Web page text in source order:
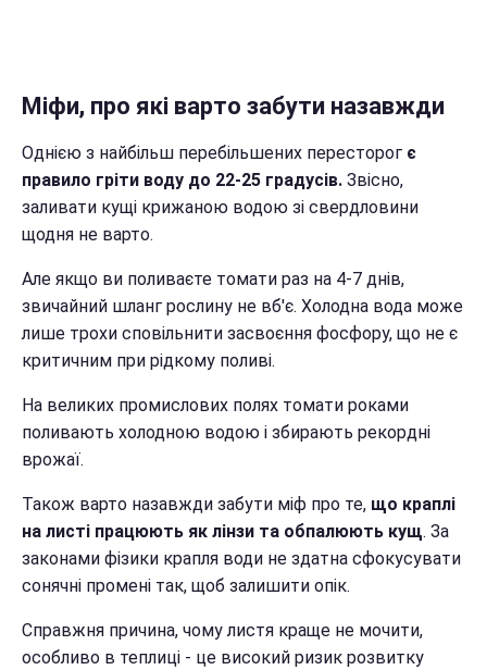
Міфи, про які варто забути назавжди
Однією з найбільш перебільшених пересторог є
правило гріти воду до 22-25 градусів. Звісно,
заливати кущі крижаною водою зі свердловини
щодня не варто.
Але якщо ви поливаєте томати раз на 4-7 днів,
звичайний шланг рослину не вб'є. Холодна вода може
лише трохи сповільнити засвоєння фосфору, що не є
критичним при рідкому поливі.
На великих промислових полях томати роками
поливають холодною водою і збирають рекордні
врожаї.
Також варто назавжди забути міф про те, що краплі
на листі працюють як лінзи та обпалюють кущ. За
законами фізики крапля води не здатна сфокусувати
сонячні промені так, щоб залишити опік.
Справжня причина, чому листя краще не мочити,
особливо в теплиці - це високий ризик розвитку